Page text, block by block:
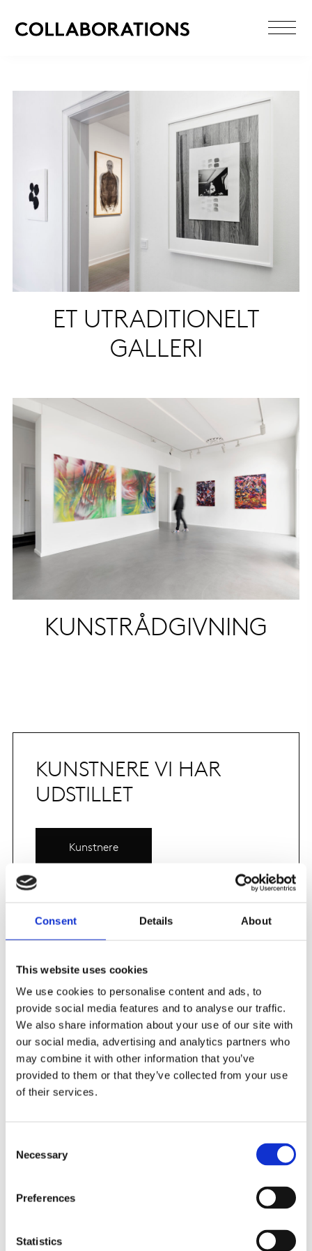
Consent Details About
This website uses cookies
We use cookies to personalise content and ads, to
provide social media features and to analyse our traffic.
We also share information about your use of our site with
our social media, advertising and analytics partners who
may combine it with other information that you’ve
provided to them or that they’ve collected from your use
of their services.
Selection
Necessary
Preferences
Statistics
ET UTRADITIONELT
GALLERI
KUNSTRÅDGIVNING
KUNSTNERE VI HAR
UDSTILLET
Kunstnere
SIDSTE NYT
9.–11. januar Stand nr. 6052 Vi er glade for
at kunne annoncere vores deltagelse…
Juletræsauktion for Ungdommens Røde
Kors
I år har vi sammen med familie og venner
skabt noget helt særligt—et
Drømmenes…
Se alle nyheder